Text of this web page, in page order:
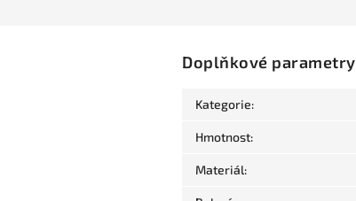
Doplňkové parametry
Kategorie:
Hmotnost:
Materiál: